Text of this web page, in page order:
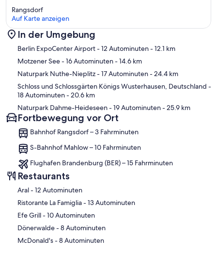
- Waschbecken
Sanitäre Einrichtungsgegenstände in der Ferienunterkunft
- Dusche
- Toilette
Kochen/Wohnen
- Kaffeemaschine: Kaffeemaschine
- Kühl-/Gefrierschrank: Gefrierfach, Tiefkühlschrank, Kühlschrank
- Herd: Herd
- Backofen
- Toaster
- Spülmaschine
- Geschirrtücher
- Größe der Küche: 12 m²
- Anzahl Esstische: 1
- Gesamtzahl Sitzplätze: 4
- Anzahl Wohnzimmer: 1
Entertainment
- Fernseher: TV, Sat.-TV
- Gesellschaftsspiele für Erwachsene
Hauswirtschaft
- Waschmaschine: zur alleinigen Nutzung im Objekt
- Bügeleisen
- Staubsauger
Karte
Rangsdorf
Auf Karte anzeigen
In der Umgebung
Berlin ExpoCenter Airport- 12 Autominuten- 12.1 km
Motzener See- 16 Autominuten- 14.6 km
Naturpark Nuthe-Nieplitz- 17 Autominuten- 24.4 km
Schloss und Schlossgärten Königs Wusterhausen, Deutschland -
18 Autominuten- 20.6 km
Naturpark Dahme-Heideseen- 19 Autominuten- 25.9 km
Fortbewegung vor Ort
Bahnhof Rangsdorf – 3 Fahrminuten
S-Bahnhof Mahlow – 10 Fahrminuten
Flughafen Brandenburg (BER) – 15 Fahrminuten
Restaurants
‪Aral - ‬12 Autominuten
‪Ristorante La Famiglia - ‬13 Autominuten
‪Efe Grill - ‬10 Autominuten
‪Dönerwalde - ‬8 Autominuten
‪McDonald's - ‬8 Autominuten